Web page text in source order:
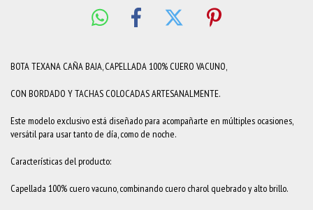
BOTA TEXANA CAÑA BAJA, CAPELLADA 100% CUERO VACUNO,
CON BORDADO Y TACHAS COLOCADAS ARTESANALMENTE.
Este modelo exclusivo está diseñado para acompañarte en múltiples ocasiones,
versátil para usar tanto de día, como de noche.
Características del producto:
Capellada 100% cuero vacuno, combinando cuero charol quebrado y alto brillo.